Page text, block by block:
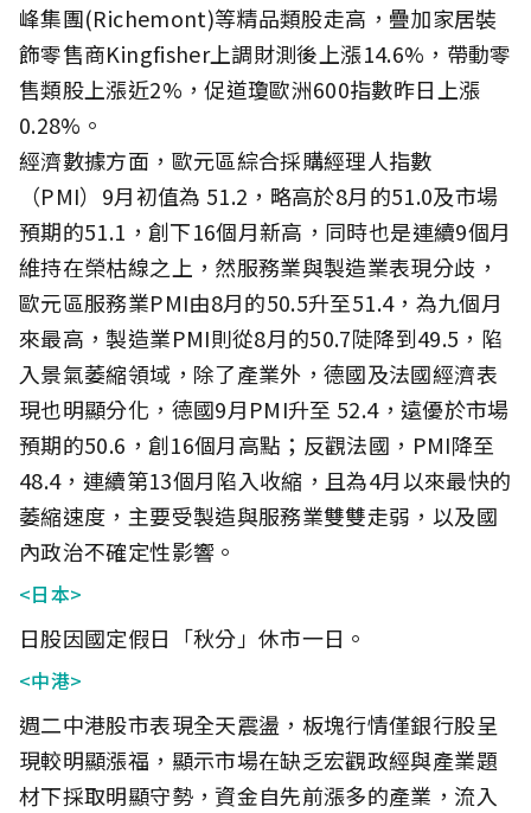
峰集團(Richemont)等精品類股走高，疊加家居裝
飾零售商Kingfisher上調財測後上漲14.6%，帶動零
售類股上漲近2%，促道瓊歐洲600指數昨日上漲
0.28%。
經濟數據方面，歐元區綜合採購經理人指數
（PMI）9月初值為 51.2，略高於8月的51.0及市場
預期的51.1，創下16個月新高，同時也是連續9個月
維持在榮枯線之上，然服務業與製造業表現分歧，
歐元區服務業PMI由8月的50.5升至51.4，為九個月
來最高，製造業PMI則從8月的50.7陡降到49.5，陷
入景氣萎縮領域，除了產業外，德國及法國經濟表
現也明顯分化，德國9月PMI升至 52.4，遠優於市場
預期的50.6，創16個月高點；反觀法國，PMI降至
48.4，連續第13個月陷入收縮，且為4月以來最快的
萎縮速度，主要受製造與服務業雙雙走弱，以及國
內政治不確定性影響。
<日本>
日股因國定假日「秋分」休市一日。
<中港>
週二中港股市表現全天震盪，板塊行情僅銀行股呈
現較明顯漲福，顯示市場在缺乏宏觀政經與產業題
材下採取明顯守勢，資金自先前漲多的產業，流入